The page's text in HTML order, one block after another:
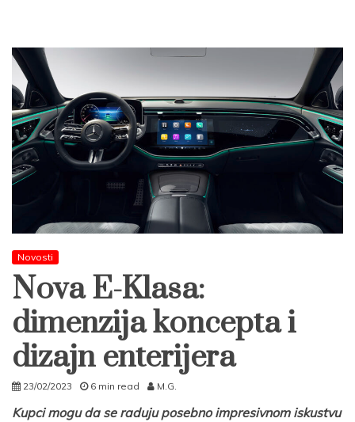
Novosti
Nova E-Klasa:
dimenzija koncepta i
dizajn enterijera
23/02/2023 6 min read M.G.
Kupci mogu da se raduju posebno impresivnom iskustvu